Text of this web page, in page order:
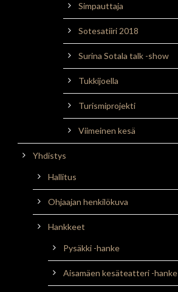
Simpauttaja
Sotesatiiri 2018
Surina Sotala talk -show
Tukkijoella
Turismiprojekti
Viimeinen kesä
Yhdistys
Hallitus
Ohjaajan henkilökuva
Hankkeet
Pysäkki -hanke
Aisamäen kesäteatteri -hanke